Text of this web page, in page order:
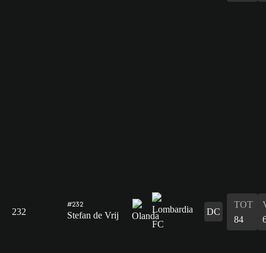
232
#232
Stefan de Vrij DC
TOT
84